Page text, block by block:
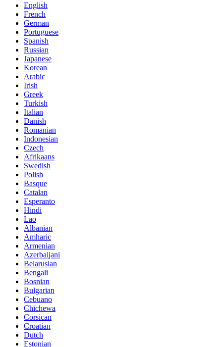
English
French
German
Portuguese
Spanish
Russian
Japanese
Korean
Arabic
Irish
Greek
Turkish
Italian
Danish
Romanian
Indonesian
Czech
Afrikaans
Swedish
Polish
Basque
Catalan
Esperanto
Hindi
Lao
Albanian
Amharic
Armenian
Azerbaijani
Belarusian
Bengali
Bosnian
Bulgarian
Cebuano
Chichewa
Corsican
Croatian
Dutch
Estonian